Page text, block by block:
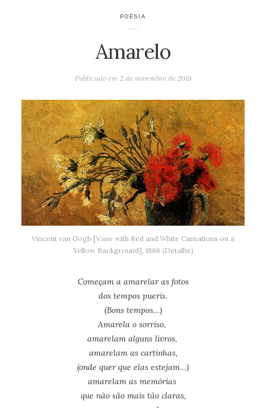
POESIA
Amarelo
Publicado em 2 de novembro de 2019
Vincent van Gogh [Vase with Red and White Carnations on a
Yellow Background], 1886 (Detalhe)
Começam a amarelar as fotos
dos tempos pueris.
(Bons tempos…)
Amarela o sorriso,
amarelam alguns livros,
amarelam as cartinhas,
(onde quer que elas estejam…)
amarelam as memórias
que não são mais tão claras,